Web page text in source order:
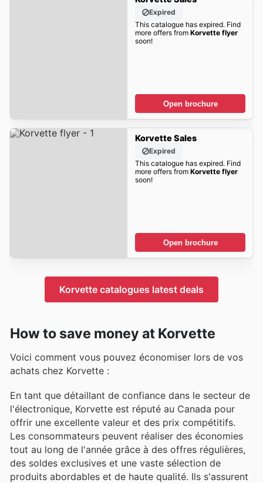
Expired
This catalogue has expired. Find
more offers from Korvette flyer
soon!
Open brochure
Korvette Sales
Expired
This catalogue has expired. Find
more offers from Korvette flyer
soon!
Open brochure
Korvette catalogues latest deals
How to save money at Korvette
Voici comment vous pouvez économiser lors de vos
achats chez Korvette :
En tant que détaillant de confiance dans le secteur de
l'électronique, Korvette est réputé au Canada pour
offrir une excellente valeur et des prix compétitifs.
Les consommateurs peuvent réaliser des économies
tout au long de l'année grâce à des offres régulières,
des soldes exclusives et une vaste sélection de
produits abordables et de haute qualité. Ils s'assurent